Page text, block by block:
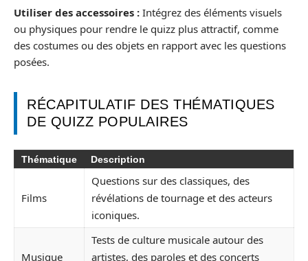
Utiliser des accessoires : Intégrez des éléments visuels
ou physiques pour rendre le quizz plus attractif, comme
des costumes ou des objets en rapport avec les questions
posées.
RÉCAPITULATIF DES THÉMATIQUES
DE QUIZZ POPULAIRES
Thématique Description
Films
Questions sur des classiques, des
révélations de tournage et des acteurs
iconiques.
Musique
Tests de culture musicale autour des
artistes, des paroles et des concerts